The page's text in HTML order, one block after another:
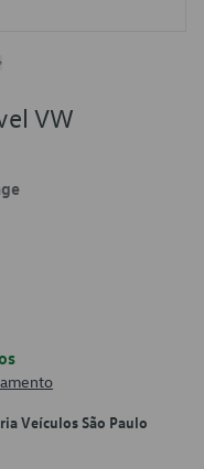
VW
Veículos São Paulo